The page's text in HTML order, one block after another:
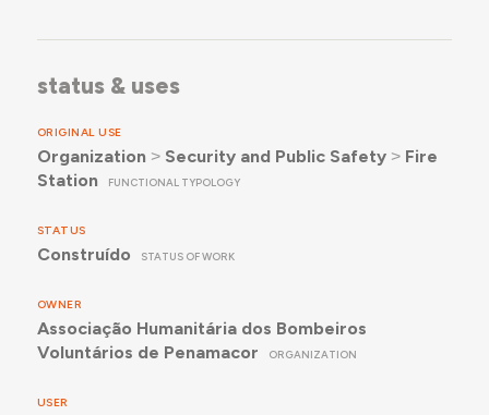
status & uses
ORIGINAL USE
Organization ˃ Security and Public Safety˃ Fire
Station
FUNCTIONAL TYPOLOGY
STATUS
Construído STATUS OF WORK
OWNER
Associação Humanitária dos Bombeiros
Voluntários de Penamacor
ORGANIZATION
USER